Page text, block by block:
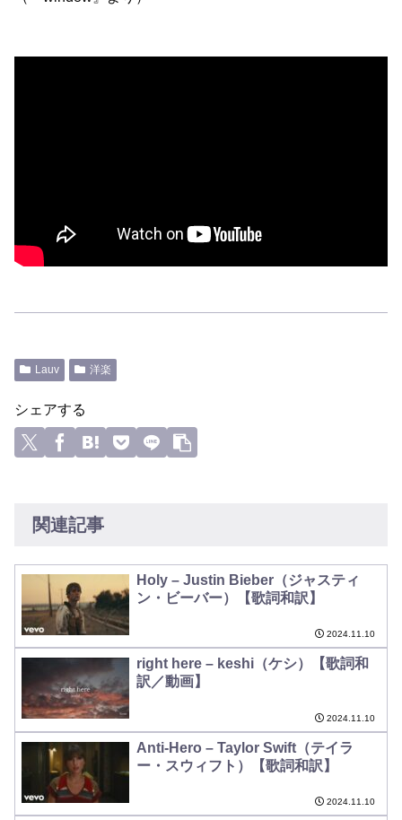
Lauv 洋楽
シェアする
関連記事
Holy – Justin Bieber（ジャスティ
ン・ビーバー）【歌詞和訳】
2024.11.10
right here – keshi（ケシ）【歌詞和
訳／動画】
2024.11.10
Anti-Hero – Taylor Swift（テイラ
ー・スウィフト）【歌詞和訳】
2024.11.10